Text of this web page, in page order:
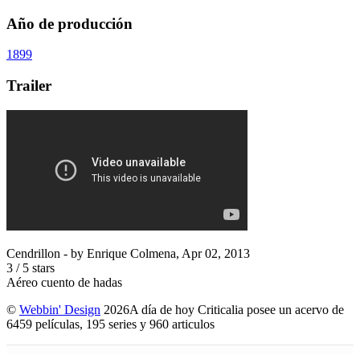
Año de producción
1899
Trailer
Cendrillon - by Enrique Colmena, Apr 02, 2013
3 / 5 stars
Aéreo cuento de hadas
© Webbin' Design 2026A día de hoy Criticalia posee un acervo de
6459 películas, 195 series y 960 articulos